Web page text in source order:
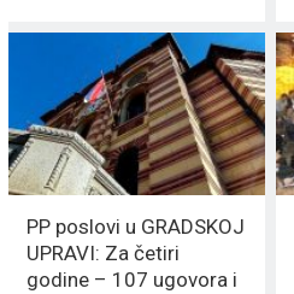
PP poslovi u GRADSKOJ
UPRAVI: Za četiri
godine – 107 ugovora i